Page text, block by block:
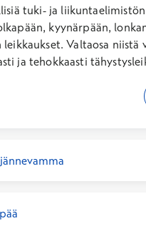
tuki- ja
kyynärpään,
leikkaukset. Valtaosa niistä
ja tehokkaasti